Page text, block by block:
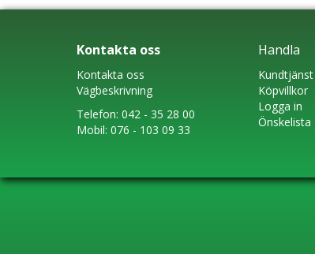
Kontakta oss
Kontakta oss
Vägbeskrivning
Telefon: 042 - 35 28 00
Mobil: 076 - 103 09 33
Handla
Kundtjänst
Köpvillkor
Logga in
Önskelista